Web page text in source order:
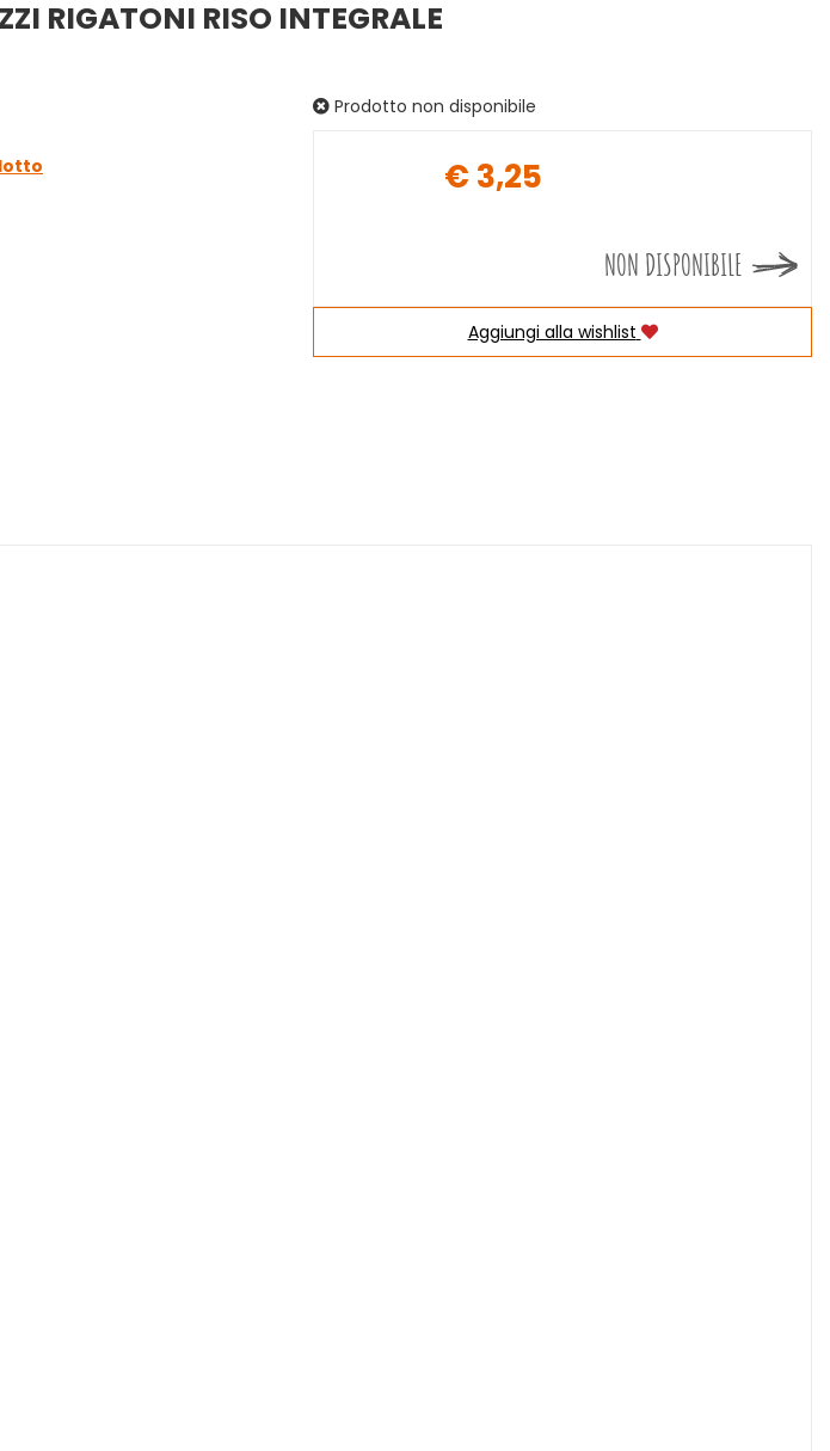
RIGATONI RISO INTEGRALE
Prodotto non disponibile
€ 3,25
NON DISPONIBILE
Aggiungi alla wishlist